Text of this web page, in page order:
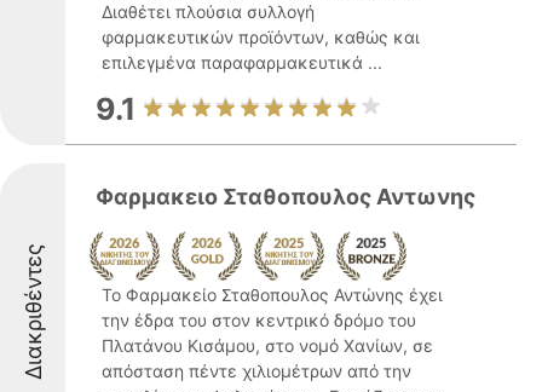
Διαθέτει πλούσια συλλογή
φαρμακευτικών προϊόντων, καθώς και
επιλεγμένα παραφαρμακευτικά ...
9.1
Διακριθέντες
Φαρμακειο Σταθοπουλος Αντωνης
Το Φαρμακείο Σταθοπουλος Αντώνης έχει
την έδρα του στον κεντρικό δρόμο του
Πλατάνου Κισάμου, στο νομό Χανίων, σε
απόσταση πέντε χιλιομέτρων από την